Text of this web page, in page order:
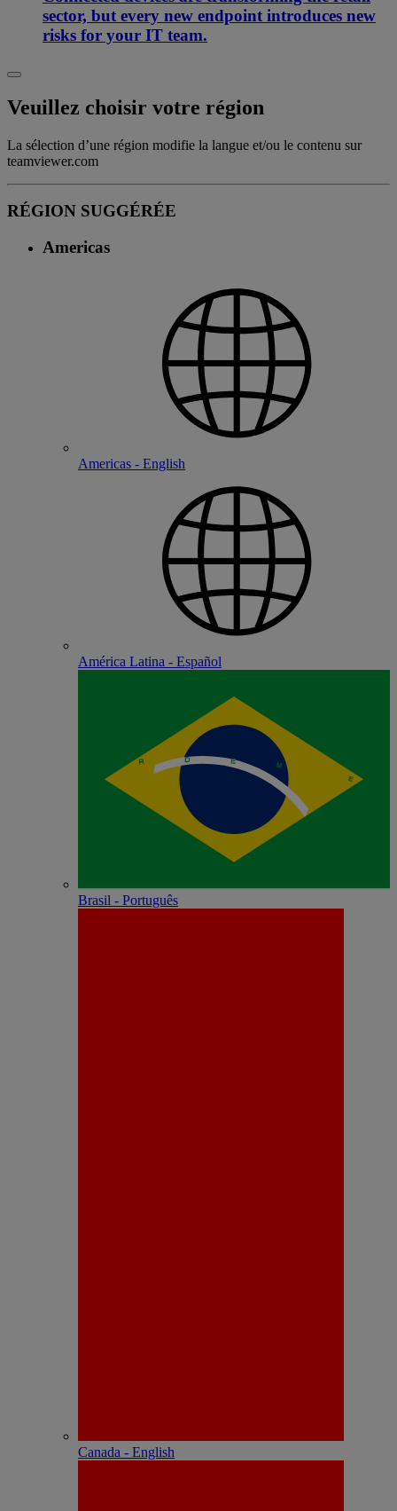
sector, but every new endpoint introduces new
risks for your IT team.
Veuillez choisir votre région
La sélection d’une région modifie la langue et/ou le contenu sur
teamviewer.com
RÉGION SUGGÉRÉE
Americas
Americas - English
América Latina - Español
Brasil - Português
Canada - English